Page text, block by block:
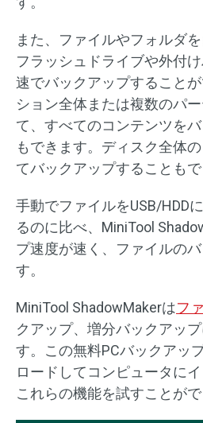
また、ファイルやフォルダ
フラッシュドライブや外付
速でバックアップすること
ション全体または複数のパ
て、すべてのコンテンツを
もできます。ディスク全体
てバックアップすることもで
手動でファイルをUSB/HDD
るのに比べ、MiniTool
プ速度が速く、ファイルの
す。
MiniTool ShadowMakerはフ
クアップ、増分バックアッ
す。この無料PCバックアッ
ロードしてコンピュータに
これらの機能を試すことがで